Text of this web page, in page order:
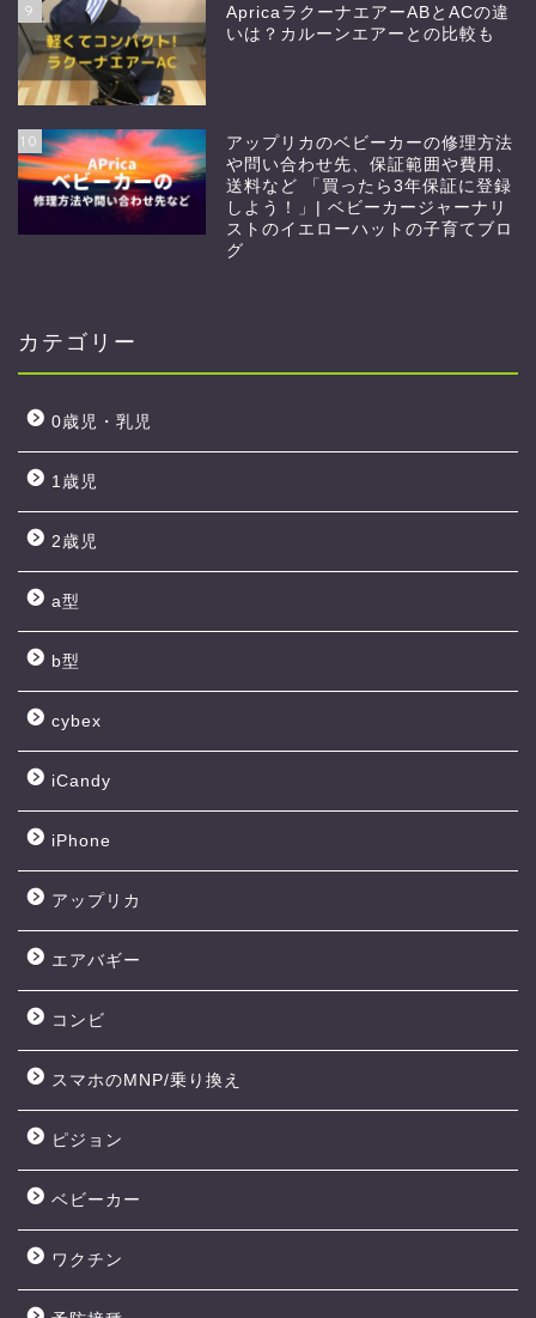
9
ApricaラクーナエアーABとACの違
いは？カルーンエアーとの比較も
10
アップリカのベビーカーの修理方法
や問い合わせ先、保証範囲や費用、
送料など 「買ったら3年保証に登録
しよう！」| ベビーカージャーナリ
ストのイエローハットの子育てブロ
グ
カテゴリー
0歳児・乳児
1歳児
2歳児
a型
b型
cybex
iCandy
iPhone
アップリカ
エアバギー
コンビ
スマホのMNP/乗り換え
ピジョン
ベビーカー
ワクチン